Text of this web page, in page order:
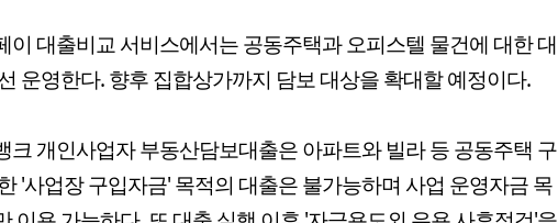
이 대출비교 서비스에서는 공동주택과 오피스텔 물건에 대한 대
운영한다. 향후 집합상가까지 담보 대상을 확대할 예정이다.
크 개인사업자 부동산담보대출은 아파트와 빌라 등 공동주택 구
'사업장 구입자금' 목적의 대출은 불가능하며 사업 운영자금 목